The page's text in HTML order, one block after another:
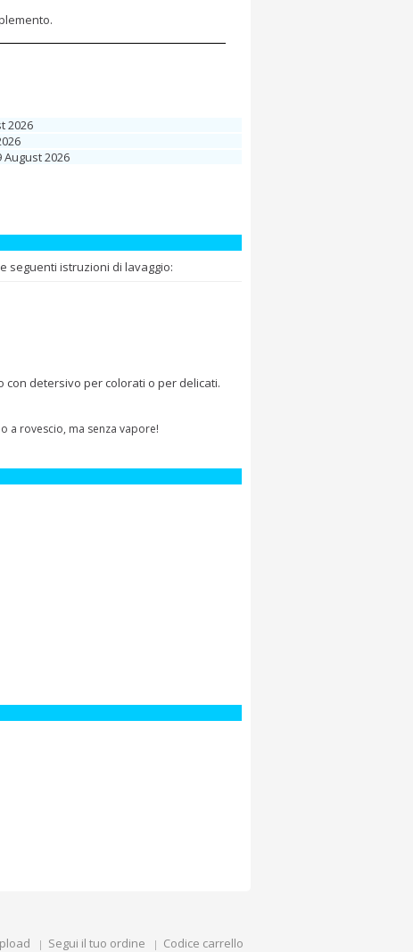
2026
August 2026
seguenti istruzioni di lavaggio:
detersivo per colorati o per delicati.
a rovescio, ma senza vapore!
Segui il tuo ordine Codice carrello